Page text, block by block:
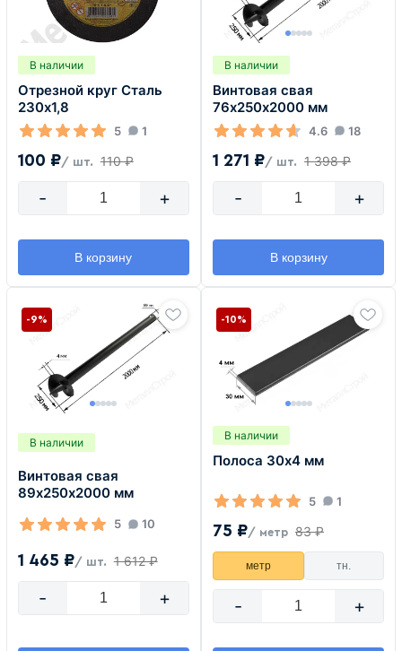
В наличии
Отрезной круг Сталь
230х1,8
5 1
100 ₽/ шт. 110 ₽
- +
В корзину
В наличии
Винтовая свая
76х250х2000 мм
4.6 18
1 271 ₽/ шт. 1 398 ₽
- +
В корзину
В наличии
Винтовая свая
89х250х2000 мм
5 10
1 465 ₽/ шт. 1 612 ₽
-9%
- +
В наличии
Полоса 30х4 мм
5 1
75 ₽/ метр 83 ₽
-10%
метр тн.
- +